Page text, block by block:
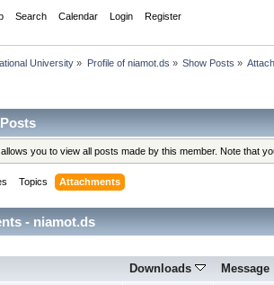
Search Calendar Login Register
University » Profile of niamot.ds » Show Posts »
you to view all posts made by this member. Note that
Topics Attachments
- niamot.ds
Downloads Message